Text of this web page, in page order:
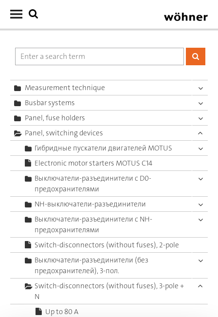
Measurement technique
Busbar systems
Panel, fuse holders
Panel, switching devices
Гибридные пускатели двигателей MOTUS
Electronic motor starters MOTUS C14
Выключатели-разъединители с D0-
предохранителями
NH-выключатели-разъединители
Выключатели-разъединители с NH-
предохранителями
Switch-disconnectors (without fuses), 2-pole
Выключатели-разъединители (без
предохранителей), 3-пол.
Switch-disconnectors (without fuses), 3-pole +
N
Up to 80 A